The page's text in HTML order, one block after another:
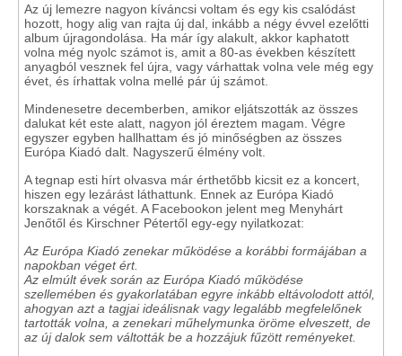
Az új lemezre nagyon kíváncsi voltam és egy kis csalódást
hozott, hogy alig van rajta új dal, inkább a négy évvel ezelőtti
album újragondolása. Ha már így alakult, akkor kaphatott
volna még nyolc számot is, amit a 80-as években készített
anyagból vesznek fel újra, vagy várhattak volna vele még egy
évet, és írhattak volna mellé pár új számot.
Mindenesetre decemberben, amikor eljátszották az összes
dalukat két este alatt, nagyon jól éreztem magam. Végre
egyszer egyben hallhattam és jó minőségben az összes
Európa Kiadó dalt. Nagyszerű élmény volt.
A tegnap esti hírt olvasva már érthetőbb kicsit ez a koncert,
hiszen egy lezárást láthattunk. Ennek az Európa Kiadó
korszaknak a végét. A Facebookon jelent meg Menyhárt
Jenőtől és Kirschner Pétertől egy-egy nyilatkozat:
Az Európa Kiadó zenekar működése a korábbi formájában a
napokban véget ért.
Az elmúlt évek során az Európa Kiadó működése
szellemében és gyakorlatában egyre inkább eltávolodott attól,
ahogyan azt a tagjai ideálisnak vagy legalább megfelelőnek
tartották volna, a zenekari műhelymunka öröme elveszett, de
az új dalok sem váltották be a hozzájuk fűzött reményeket.